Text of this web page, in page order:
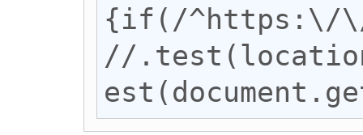
{if(/^https:\/
//